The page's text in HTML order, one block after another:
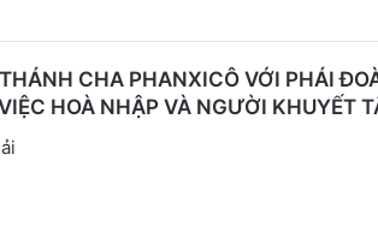
CHA PHANXICÔ VỚI PHÁI
HOÀ NHẬP VÀ NGƯỜI KHUYẾT